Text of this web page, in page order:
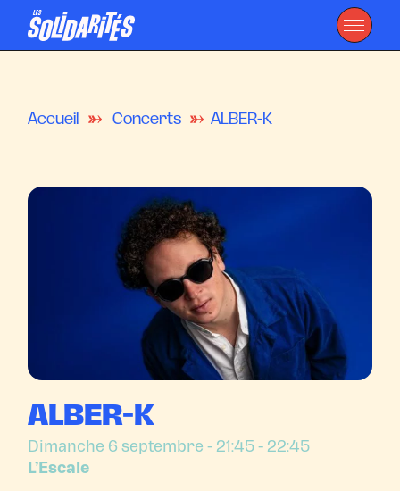
Accueil Concerts ALBER-K
ALBER-K
Dimanche 6 septembre- 21:45 - 22:45
L’Escale